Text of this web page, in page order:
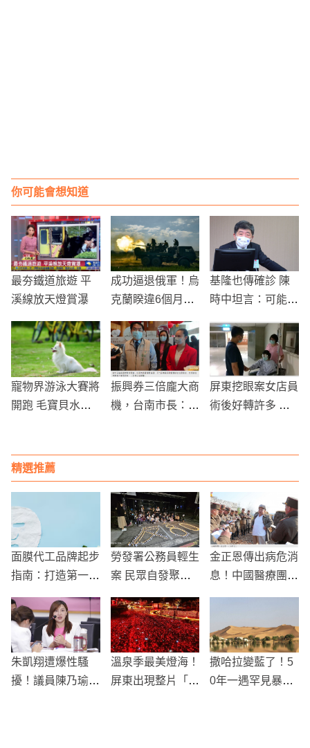
你可能會想知道
最夯鐵道旅遊 平
溪線放天燈賞瀑
成功逼退俄軍！烏
克蘭睽違6個月首
基隆也傳確診 陳
時中坦言：可能進
寵物界游泳大賽將
開跑 毛寶貝水陸
振興券三倍龐大商
機，台南市長：會
屏東挖眼案女店員
術後好轉許多 高
精選推薦
面膜代工品牌起步
指南：打造第一款
驟
勞發署公務員輕生
案 民眾自發聚集
金正恩傳出病危消
息！中國醫療團隊
朱凱翔遭爆性騷
擾！議員陳乃瑜怒
溫泉季最美燈海！
屏東出現整片「日
撒哈拉變藍了！5
0年一遇罕見暴雨